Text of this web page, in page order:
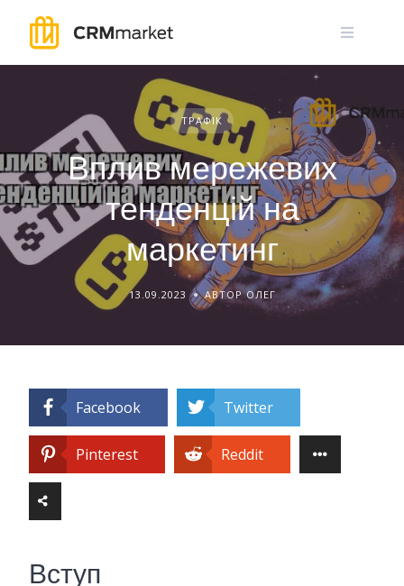
content
ТРАФІК
Вплив мережевих
тенденцій на
маркетинг
13.09.2023 АВТОР ОЛЕГ
Facebook Twitter
Pinterest Reddit
Вступ